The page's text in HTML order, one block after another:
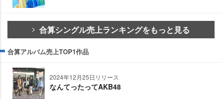
合算シングル売上ランキングをもっと見る
合算アルバム売上TOP1作品
2024年12月25日リリース
なんてったってAKB48